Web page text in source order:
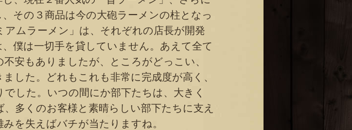
その３商品は今の大砲ラーメンの柱となっ
ムラーメン」は、それぞれの店長が開発
僕は一切手を貸していません。あえて全て
安もありましたが、ところがどっこい、
した。どれもこれも非常に完成度が高く、
した。いつの間にか部下たちは、大きく
多くのお客様と素晴らしい部下たちに支え
を失えばバチが当たりますね。